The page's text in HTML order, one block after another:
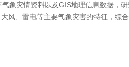
象灾情资料以及GIS地理信息数据，
风、雷电等主要气象灾害的特征，综合
和抗灾能力，结合历史灾情，运用区划